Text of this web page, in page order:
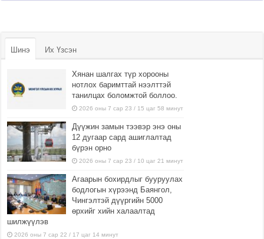
Шинэ Их Үзсэн
Хянан шалгах түр хорооны
нотлох баримттай нээлттэй
танилцах боломжтой боллоо.
2026 оны 7 сар 23 / 15 цаг 58 минут
Дүүжин замын тээвэр энэ оны
12 дугаар сард ашиглалтад
бүрэн орно
2026 оны 7 сар 23 / 10 цаг 21 минут
Агаарын бохирдлыг бууруулах
бодлогын хүрээнд Баянгол,
Чингэлтэй дүүргийн 5000
өрхийг хийн халаалтад
шилжүүлэв
2026 оны 7 сар 22 / 17 цаг 14 минут